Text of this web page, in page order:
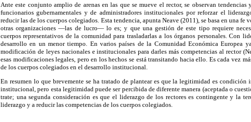
Ante este conjunto amplio de arenas en las que se mueve el rector, se observan
funcionarios gubernamentales y de administradores institucionales por reforzar el
reducir las de los cuerpos colegiados. Esta tendencia, apunta Neave (2011), se basa en una fe
otras organizaciones —las de lucro— lo es; y que una gestión de este tipo requiere
cuerpos representativos de la comunidad para trasladarlas a los órganos personales. Con
desarrollo en un menor tiempo. En varios países de la Comunidad Económica Europea
modificación de leyes nacionales e institucionales para darles más competencias al rector
esas modificaciones legales, pero en los hechos se está transitando hacia ello. Es cada vez
de los cuerpos colegiados en el desarrollo institucional.
En resumen lo que brevemente se ha tratado de plantear es que la legitimidad es
institucional, pero esta legitimidad puede ser percibida de diferente manera (aceptada o
trate; una segunda consideración es que el liderazgo de los rectores es contingente y la
liderazgo y a reducir las competencias de los cuerpos colegiados.